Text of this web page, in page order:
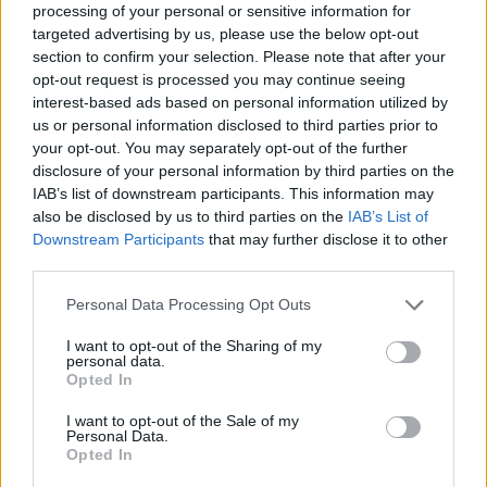
processing of your personal or sensitive information for
targeted advertising by us, please use the below opt-out
section to confirm your selection. Please note that after your
opt-out request is processed you may continue seeing
interest-based ads based on personal information utilized by
us or personal information disclosed to third parties prior to
your opt-out. You may separately opt-out of the further
disclosure of your personal information by third parties on the
IAB’s list of downstream participants. This information may
also be disclosed by us to third parties on the IAB’s List of
Downstream Participants that may further disclose it to other
Personal Data Processing Opt Outs
I want to opt-out of the Sharing of my
personal data.
Opted In
I want to opt-out of the Sale of my
Personal Data.
Opted In
nacionaliniam saugumui ir ekonomikos
augimui, taip pat pramonei, kuri viską
pastatė ant brangių duomenų centrų
statybos visame pasaulyje.
Dirbtinis intelektas karyboje: ar mašina
galės savarankiškai priimti sprendimą
naikinti priešą?